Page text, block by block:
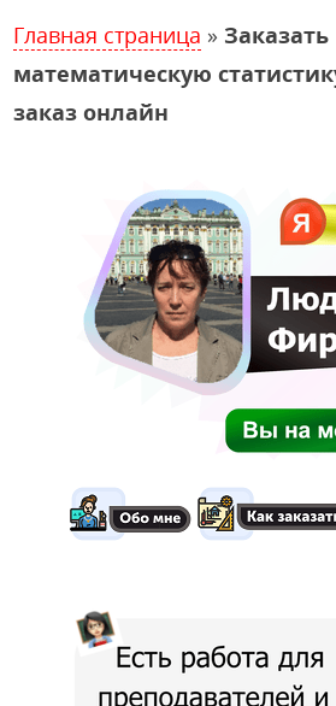
Главная страница » Заказать
математическую
заказ онлайн